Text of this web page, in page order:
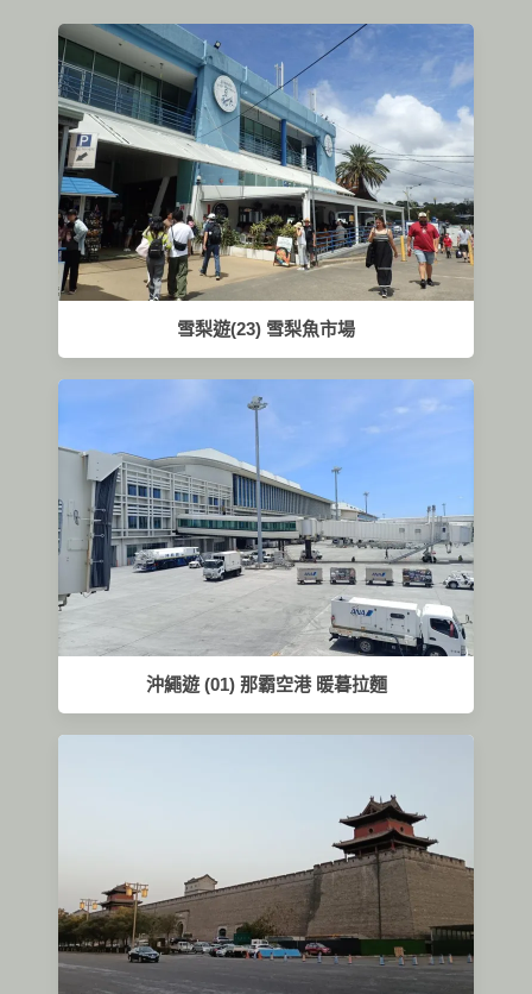
雪梨遊(23) 雪梨魚市場
沖繩遊 (01) 那霸空港 暖暮拉麵